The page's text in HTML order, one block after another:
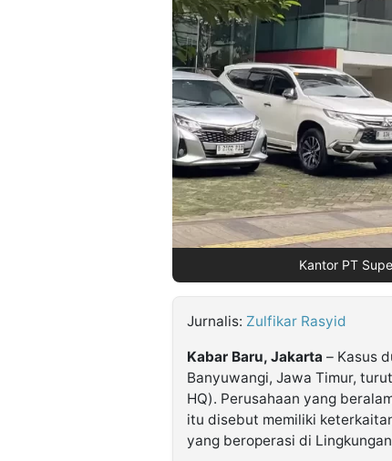
Kantor PT
Jurnalis: Zulfikar Rasyid
Kabar Baru, Jakarta – Kasus
Banyuwangi, Jawa Timur,
HQ). Perusahaan yang
itu disebut memiliki
yang beroperasi di